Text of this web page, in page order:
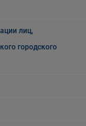
лиц,
городского